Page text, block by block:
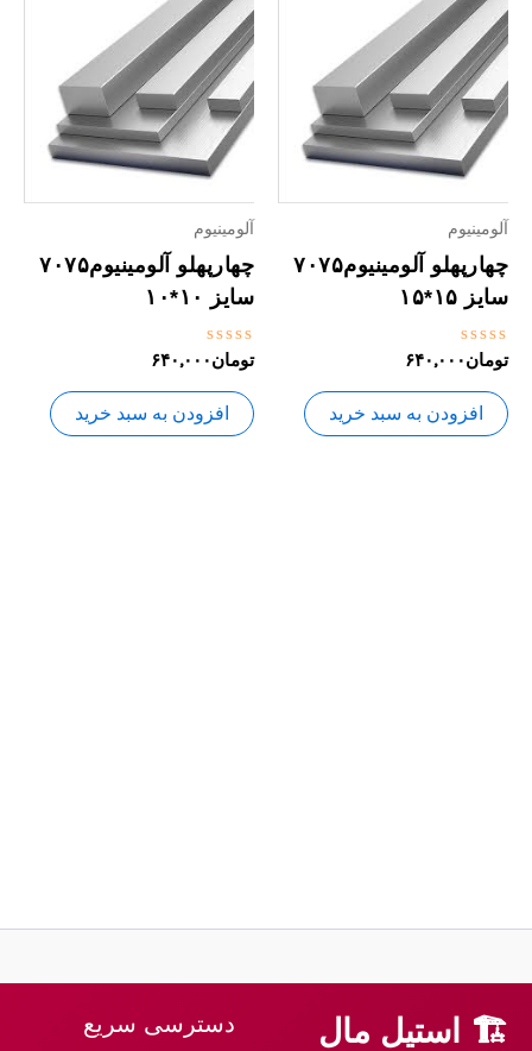
آلومینیوم
چهارپهلو آلومینیوم۷۰۷۵
سایز ۱۵*۱۵
نمره
0
از
5
تومان۶۴۰,۰۰۰
افزودن به سبد خرید
آلومینیوم
چهارپهلو آلومینیوم۷۰۷۵
سایز ۱۰*۱۰
نمره
0
از
5
تومان۶۴۰,۰۰۰
افزودن به سبد خرید
🏗 استیل مال دسترسی سریع